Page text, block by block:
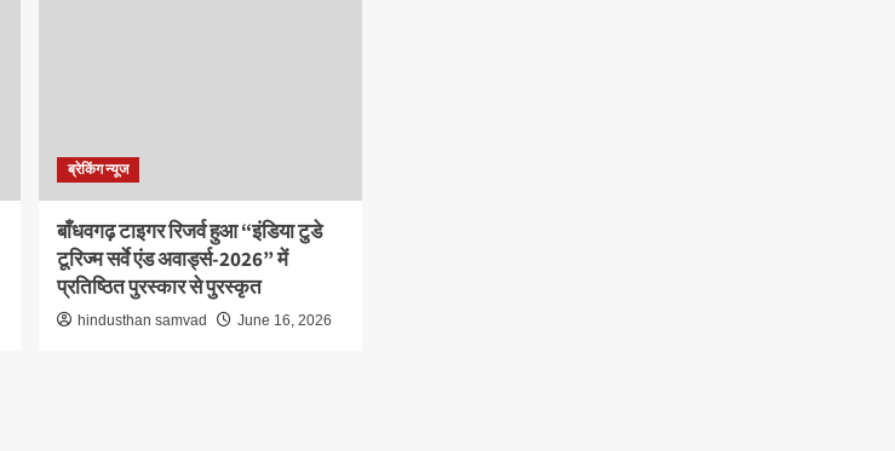
ब्रेकिंग न्यूज
बाँधवगढ़ टाइगर रिजर्व हुआ “इंडिया टुडे
टूरिज्म सर्वे एंड अवार्ड्स-2026” में
प्रतिष्ठित पुरस्कार से पुरस्कृत
hindusthan samvad June 16, 2026